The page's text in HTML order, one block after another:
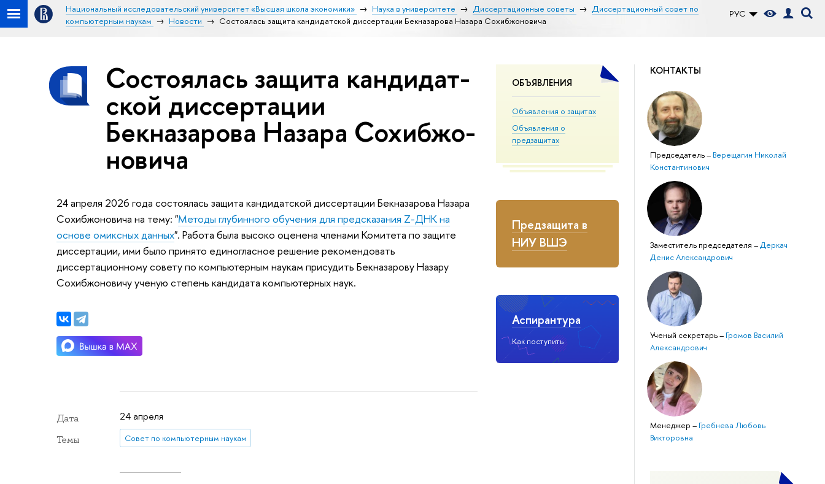
РУС
Национальный исследовательский университет «Высшая школа экономики» Наука в университете Диссертационные советы
Диссертационный совет по
компьютерным наукам
Новости Состоялась защита кан­ди­дат­ской диссертации Бекназарова Назара Сохибжоновича
ОБЪЯВЛЕНИЯ
Объявления о защитах
Объявления о
предзащитах
Предзащита в
НИУ ВШЭ
Аспирантура
Как поступить
КОНТАКТЫ
Председатель– Верещагин Николай
Константинович
Заместитель председателя–Деркач
Денис Александрович
Ученый секретарь– Громов Василий
Александрович
Менеджер– Гребнева Любовь
Викторовна
Состоялась защита кан­ди­дат­
ской диссертации
Бекназарова Назара Со­хиб­жо­
но­ви­ча
24 апреля 2026 года состоялась защита кандидатской диссертации Бекназарова Назара
Сохибжоновича на тему: "Методы глубинного обучения для предсказания Z-ДНК на
основе омиксных данных". Работа была высоко оценена членами Комитета по защите
диссертации, ими было принято единогласное решение рекомендовать
диссертационному совету по компьютерным наукам присудить Бекназарову Назару
Сохибжоновичу ученую степень кандидата компьютерных наук.
Дата 24 апреля
Темы Совет по компьютерным наукам